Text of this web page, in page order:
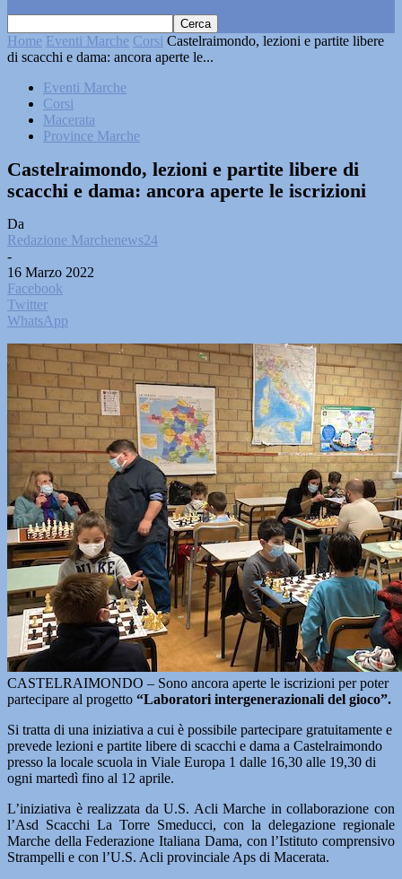
Home Eventi Marche Corsi Castelraimondo, lezioni e partite libere
di scacchi e dama: ancora aperte le...
Eventi Marche
Corsi
Macerata
Province Marche
Castelraimondo, lezioni e partite libere di
scacchi e dama: ancora aperte le iscrizioni
Da
Redazione Marchenews24
-
16 Marzo 2022
Facebook
Twitter
WhatsApp
CASTELRAIMONDO – Sono ancora aperte le iscrizioni per poter
partecipare al progetto “Laboratori intergenerazionali del gioco”.
Si tratta di una iniziativa a cui è possibile partecipare gratuitamente e
prevede lezioni e partite libere di scacchi e dama a Castelraimondo
presso la locale scuola in Viale Europa 1 dalle 16,30 alle 19,30 di
ogni martedì fino al 12 aprile.
L’iniziativa è realizzata da U.S. Acli Marche in collaborazione con
l’Asd Scacchi La Torre Smeducci, con la delegazione regionale
Marche della Federazione Italiana Dama, con l’Istituto comprensivo
Strampelli e con l’U.S. Acli provinciale Aps di Macerata.